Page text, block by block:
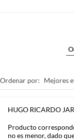
Ordenar por: Mejores
HUGO RICARDO
Producto
no es menor, dado